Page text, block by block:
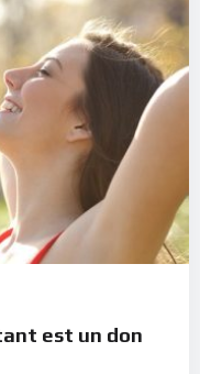
est un don